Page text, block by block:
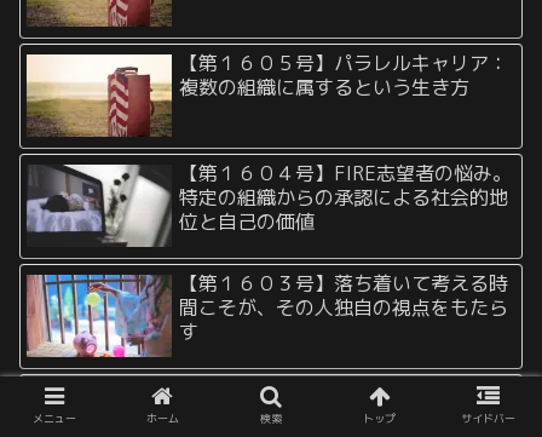
【第１６０５号】パラレルキャリア：
複数の組織に属するという生き方
【第１６０４号】FIRE志望者の悩み。
特定の組織からの承認による社会的地
位と自己の価値
【第１６０３号】落ち着いて考える時
間こそが、その人独自の視点をもたら
す
【第１６０２号】ボーナスタイムに全
力を注ぐための”貯め”の習慣の重要性
メニュー ホーム 検索 トップ サイドバー